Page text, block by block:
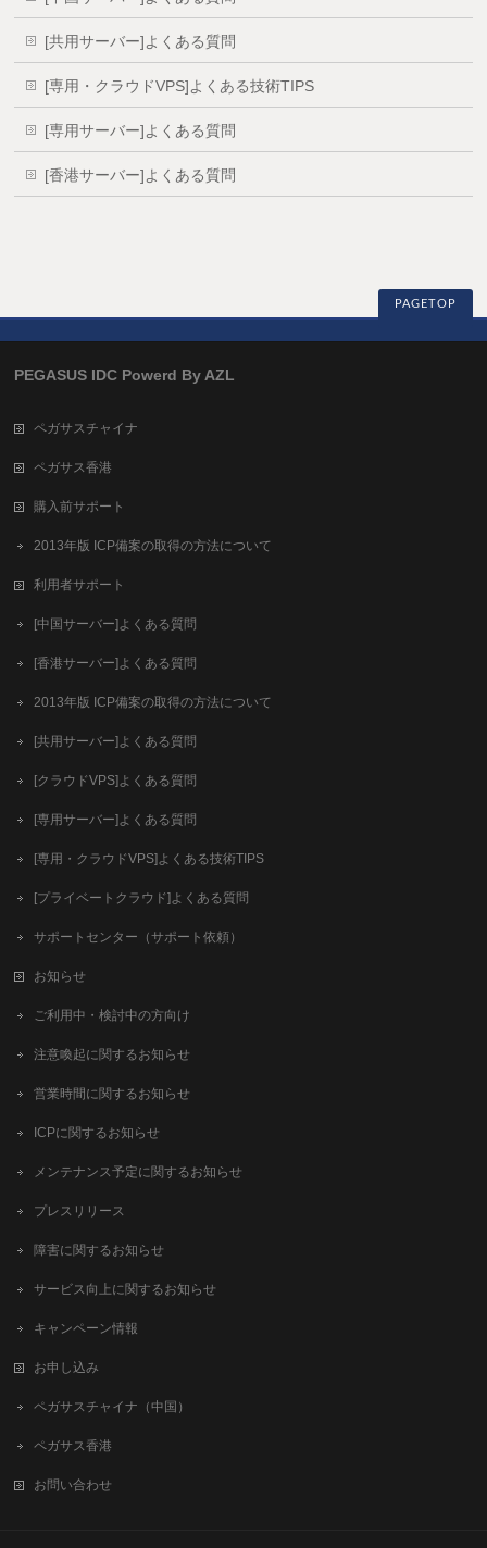
[共用サーバー]よくある質問
[専用・クラウドVPS]よくある技術TIPS
[専用サーバー]よくある質問
[香港サーバー]よくある質問
PAGETOP
PEGASUS IDC Powerd By AZL
ペガサスチャイナ
ペガサス香港
購入前サポート
2013年版 ICP備案の取得の方法について
利用者サポート
[中国サーバー]よくある質問
[香港サーバー]よくある質問
2013年版 ICP備案の取得の方法について
[共用サーバー]よくある質問
[クラウドVPS]よくある質問
[専用サーバー]よくある質問
[専用・クラウドVPS]よくある技術TIPS
[プライベートクラウド]よくある質問
サポートセンター（サポート依頼）
お知らせ
ご利用中・検討中の方向け
注意喚起に関するお知らせ
営業時間に関するお知らせ
ICPに関するお知らせ
メンテナンス予定に関するお知らせ
プレスリリース
障害に関するお知らせ
サービス向上に関するお知らせ
キャンペーン情報
お申し込み
ペガサスチャイナ（中国）
ペガサス香港
お問い合わせ